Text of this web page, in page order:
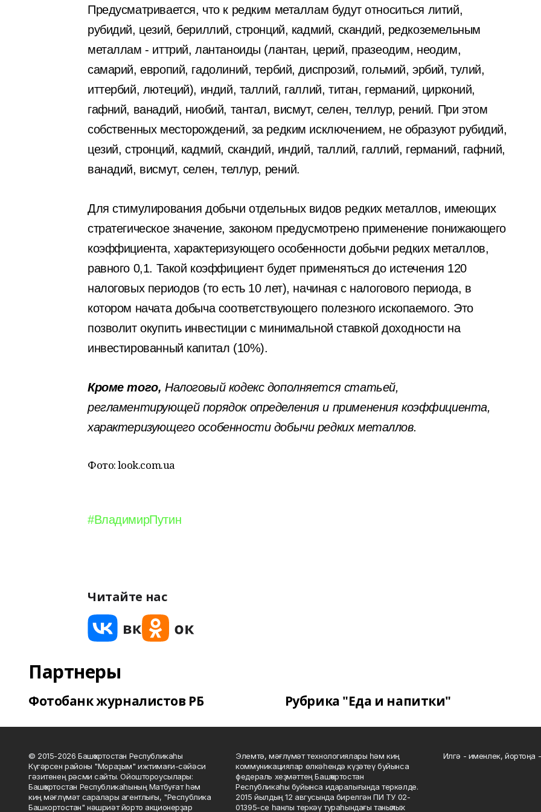
Предусматривается, что к редким металлам будут относиться литий,
рубидий, цезий, бериллий, стронций, кадмий, скандий, редкоземельным
металлам - иттрий, лантаноиды (лантан, церий, празеодим, неодим,
самарий, европий, гадолиний, тербий, диспрозий, гольмий, эрбий, тулий,
иттербий, лютеций), индий, таллий, галлий, титан, германий, цирконий,
гафний, ванадий, ниобий, тантал, висмут, селен, теллур, рений. При этом
собственных месторождений, за редким исключением, не образуют рубидий,
цезий, стронций, кадмий, скандий, индий, таллий, галлий, германий, гафний,
ванадий, висмут, селен, теллур, рений.
Для стимулирования добычи отдельных видов редких металлов, имеющих
стратегическое значение, законом предусмотрено применение понижающего
коэффициента, характеризующего особенности добычи редких металлов,
равного 0,1. Такой коэффициент будет применяться до истечения 120
налоговых периодов (то есть 10 лет), начиная с налогового периода, в
котором начата добыча соответствующего полезного ископаемого. Это
позволит окупить инвестиции с минимальной ставкой доходности на
инвестированный капитал (10%).
Кроме того, Налоговый кодекс дополняется статьей,
регламентирующей порядок определения и применения коэффициента,
характеризующего особенности добычи редких металлов.
Фото: look.com.ua
#ВладимирПутин
Читайте нас
Партнеры
Фотобанк журналистов РБ Рубрика "Еда и напитки"
© 2015-2026 Башҡортостан Республикаһы
Күгәрсен районы "Мораҙым" ижтимағи-сәйәси
гәзитенең рәсми сайты. Ойоштороусылары:
Башҡортостан Республикаһының Матбуғат һәм
киң мәғлүмәт саралары агентлығы, "Республика
Башкортостан" нәшриәт йорто акционерҙар
Элемтә, мәғлүмәт технологиялары һәм киң
коммуникациялар өлкәһендә күҙәтеү буйынса
федераль хеҙмәттең Башҡортостан
Республикаһы буйынса идаралығында теркәлде.
2015 йылдың 12 авгусында бирелгән ПИ ТУ 02-
01395-се һанлы теркәү тураһындағы таныҡлыҡ.
Илгә - именлек, йортоңа -